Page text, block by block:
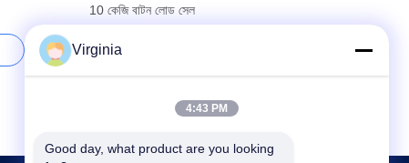
10 কেজি বাটন লোড সেল
Virginia
4:43 PM
Good day, what product are you looking